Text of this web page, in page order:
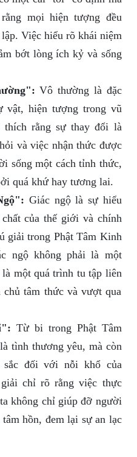
mọi hiện tượng đều
Việc hiểu rõ khái niệm
bớt lòng ích kỷ và sống
Vô thường là đặc
vật, hiện tượng trong vũ
rằng sự thay đổi là
và việc nhận thức được
sống một cách tỉnh thức,
quá khứ hay tương lai.
Giác ngộ là sự hiểu
của thế giới và chính
giải trong Phật Tâm Kinh
ngộ không phải là một
một quá trình tu tập liên
tâm thức và vượt qua
Từ bi trong Phật Tâm
tình thương yêu, mà còn
sắc đối với nỗi khổ của
chỉ rõ rằng việc thực
không chỉ giúp đỡ người
hồn, đem lại sự an lạc